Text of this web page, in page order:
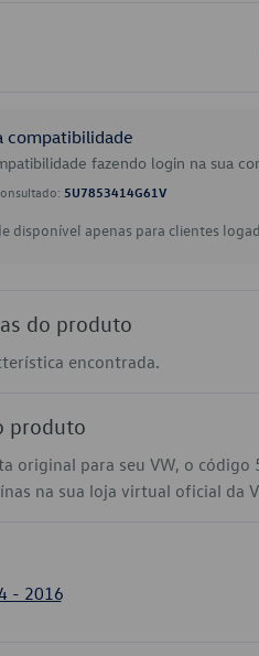
compatibilidade
fazendo login na sua
5U7853414G61V
disponível apenas para clientes
do produto
encontrada.
produto
original para seu VW, o
na sua loja virtual oficial da
- 2016